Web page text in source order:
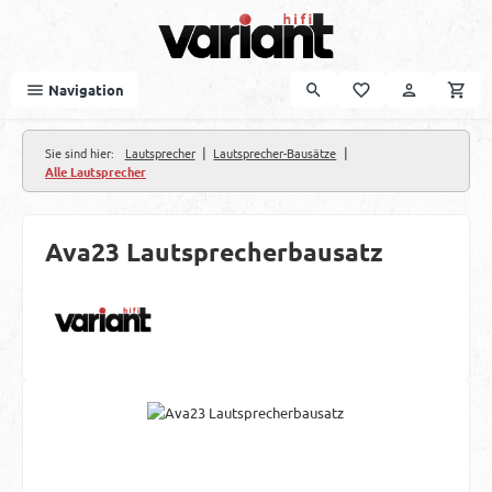
Navigation
Sie sind hier: Lautsprecher | Lautsprecher-Bausätze |
Alle Lautsprecher
Ava23 Lautsprecherbausatz
Bildergalerie überspringen